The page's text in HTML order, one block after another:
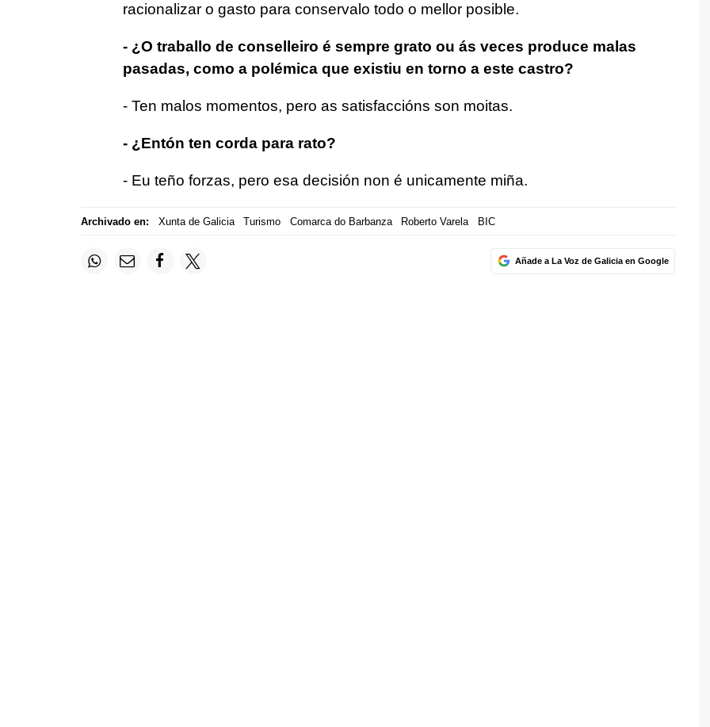
racionalizar o gasto para conservalo todo o mellor posible.
- ¿O traballo de conselleiro é sempre grato ou ás veces produce malas
pasadas, como a polémica que existiu en torno a este castro?
- Ten malos momentos, pero as satisfaccións son moitas.
- ¿Entón ten corda para rato?
- Eu teño forzas, pero esa decisión non é unicamente miña.
Archivado en: Xunta de Galicia Turismo Comarca do Barbanza Roberto Varela BIC
Añade a La Voz de Galicia en Google